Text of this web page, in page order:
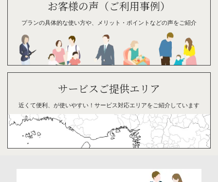
お客様の声（ご利用事例）
プランの具体的な使い方や、 メリット・ ポイントなどの声をご紹介
サービスご提供エリア
近くて便利、が使いやすい！ サービス対応エリアをご紹介しています